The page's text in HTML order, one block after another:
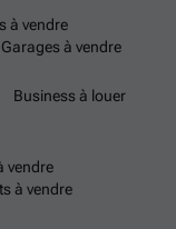
à vendre
Garages à vendre
Business à louer
vendre
à vendre